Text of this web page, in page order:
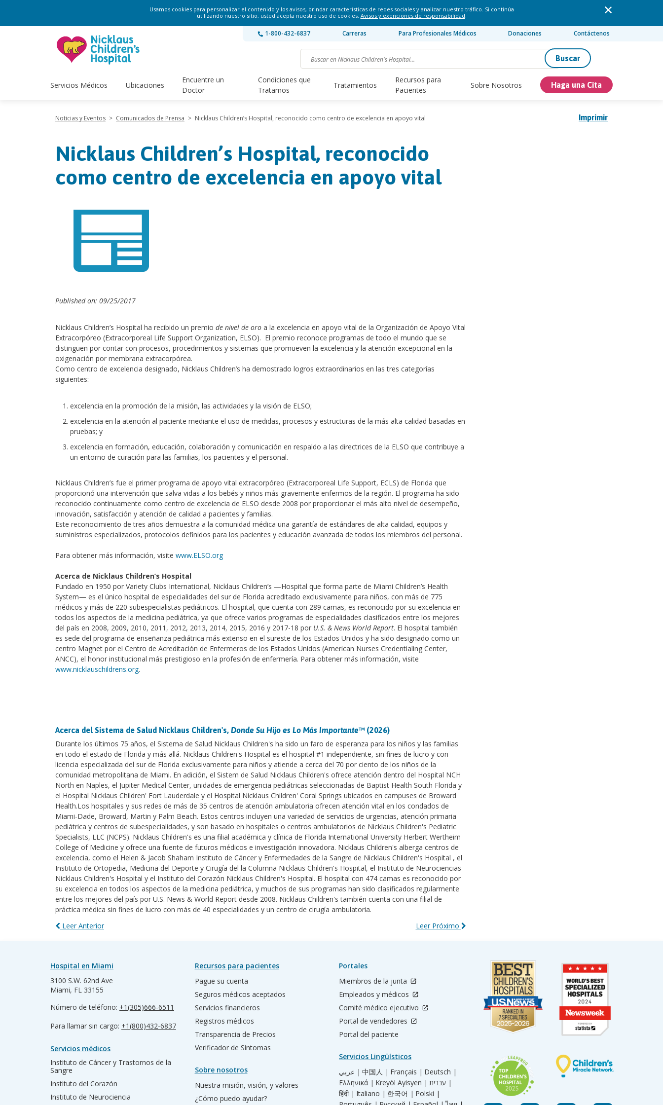
Usamos cookies para personalizar el contenido y los avisos, brindar características de redes sociales y analizar nuestro tráfico. Si continúa
utilizando nuestro sitio, usted acepta nuestro uso de cookies. Avisos y exenciones de responsabilidad.
1-800-432-6837 Carreras Para Profesionales Médicos Donaciones Contáctenos
Buscar
Servicios Médicos Ubicaciones
Encuentre un
Doctor
Condiciones que
Tratamos
Tratamientos
Recursos para
Pacientes
Sobre Nosotros Haga una Cita
Imprimir
Noticias y Eventos > Comunicados de Prensa > Nicklaus Children’s Hospital, reconocido como centro de excelencia en apoyo vital
Nicklaus Children’s Hospital, reconocido
como centro de excelencia en apoyo vital
Published on: 09/25/2017
Nicklaus Children’s Hospital ha recibido un premio de nivel de oro a la excelencia en apoyo vital de la Organización de Apoyo Vital
Extracorpóreo (Extracorporeal Life Support Organization, ELSO). El premio reconoce programas de todo el mundo que se
distinguen por contar con procesos, procedimientos y sistemas que promueven la excelencia y la atención excepcional en la
oxigenación por membrana extracorpórea.
Como centro de excelencia designado, Nicklaus Children’s ha demostrado logros extraordinarios en las tres categorías
siguientes:
excelencia en la promoción de la misión, las actividades y la visión de ELSO;
excelencia en la atención al paciente mediante el uso de medidas, procesos y estructuras de la más alta calidad basadas en
pruebas; y
excelencia en formación, educación, colaboración y comunicación en respaldo a las directrices de la ELSO que contribuye a
un entorno de curación para las familias, los pacientes y el personal.
Nicklaus Children’s fue el primer programa de apoyo vital extracorpóreo (Extracorporeal Life Support, ECLS) de Florida que
proporcionó una intervención que salva vidas a los bebés y niños más gravemente enfermos de la región. El programa ha sido
reconocido continuamente como centro de excelencia de ELSO desde 2008 por proporcionar el más alto nivel de desempeño,
innovación, satisfacción y atención de calidad a pacientes y familias.
Este reconocimiento de tres años demuestra a la comunidad médica una garantía de estándares de alta calidad, equipos y
suministros especializados, protocolos definidos para los pacientes y educación avanzada de todos los miembros del personal.
Para obtener más información, visite www.ELSO.org
Acerca de Nicklaus Children’s Hospital
Fundado en 1950 por Variety Clubs International, Nicklaus Children’s —Hospital que forma parte de Miami Children’s Health
System— es el único hospital de especialidades del sur de Florida acreditado exclusivamente para niños, con más de 775
médicos y más de 220 subespecialistas pediátricos. El hospital, que cuenta con 289 camas, es reconocido por su excelencia en
todos los aspectos de la medicina pediátrica, ya que ofrece varios programas de especialidades clasificados entre los mejores
del país en 2008, 2009, 2010, 2011, 2012, 2013, 2014, 2015, 2016 y 2017-18 por U.S. & News World Report. El hospital también
es sede del programa de enseñanza pediátrica más extenso en el sureste de los Estados Unidos y ha sido designado como un
centro Magnet por el Centro de Acreditación de Enfermeros de los Estados Unidos (American Nurses Credentialing Center,
ANCC), el honor institucional más prestigioso en la profesión de enfermería. Para obtener más información, visite
www.nicklauschildrens.org.
Acerca del Sistema de Salud Nicklaus Children's, Donde Su Hijo es Lo Más Importante™ (2026)
Durante los últimos 75 años, el Sistema de Salud Nicklaus Children's ha sido un faro de esperanza para los niños y las familias
en todo el estado de Florida y más allá. Nicklaus Children's Hospital es el hospital #1 independiente, sin fines de lucro y con
licencia especializada del sur de Florida exclusivamente para niños y atiende a cerca del 70 por ciento de los niños de la
comunidad metropolitana de Miami. En adición, el Sistem de Salud Nicklaus Children's ofrece atención dentro del Hospital NCH
North en Naples, el Jupiter Medical Center, unidades de emergencia pediátricas seleccionadas de Baptist Health South Florida y
el Hospital Nicklaus Children' Fort Lauderdale y el Hospital Nicklaus Children' Coral Springs ubicados en campuses de Broward
Health.Los hospitales y sus redes de más de 35 centros de atención ambulatoria ofrecen atención vital en los condados de
Miami-Dade, Broward, Martin y Palm Beach. Estos centros incluyen una variedad de servicios de urgencias, atención primaria
pediátrica y centros de subespecialidades, y son basado en hospitales o centros ambulatorios de Nicklaus Children's Pediatric
Specialists, LLC (NCPS). Nicklaus Children's es una filial académica y clínica de Florida International University Herbert Wertheim
College of Medicine y ofrece una fuente de futuros médicos e investigación innovadora. Nicklaus Children's alberga centros de
excelencia, como el Helen & Jacob Shaham Instituto de Cáncer y Enfermedades de la Sangre de Nicklaus Children's Hospital , el
Instituto de Ortopedia, Medicina del Deporte y Cirugía del la Columna Nicklaus Children's Hospital, el Instituto de Neurociencias
Nicklaus Children's Hospital y el Instituto del Corazón Nicklaus Children's Hospital. El hospital con 474 camas es reconocido por
su excelencia en todos los aspectos de la medicina pediátrica, y muchos de sus programas han sido clasificados regularmente
entre los mejores del país por U.S. News & World Report desde 2008. Nicklaus Children's también cuenta con una filial de
práctica médica sin fines de lucro con más de 40 especialidades y un centro de cirugía ambulatoria.
Leer Anterior
Leer Próximo
Hospital en Miami
3100 S.W. 62nd Ave
Miami, FL 33155
Número de teléfono: +1(305)666-6511
Para llamar sin cargo: +1(800)432-6837
Servicios médicos
Instituto de Cáncer y Trastornos de la
Sangre
Instituto del Corazón
Instituto de Neurociencia
Recursos para pacientes
Pague su cuenta
Seguros médicos aceptados
Servicios financieros
Registros médicos
Transparencia de Precios
Verificador de Síntomas
Sobre nosotros
Nuestra misión, visión, y valores
¿Cómo puedo ayudar?
Portales
Miembros de la junta
Empleados y médicos
Comité médico ejecutivo
Portal de vendedores
Portal del paciente
Servicios Lingüísticos
عربي | 中国人 | Français | Deutsch |
Ελληνικά | Kreyòl Ayisyen |
עברית |
हिंदी | Italiano | 한국어 | Polski |